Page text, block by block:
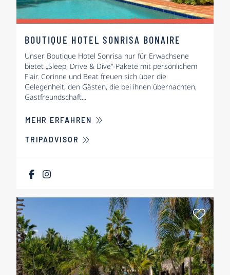
BOUTIQUE HOTEL SONRISA BONAIRE
Unser Boutique Hotel Sonrisa nur für Erwachsene
bietet „Sleep, Drive & Dive“-Pakete mit persönlichem
Flair. Corinne und Beat freuen sich über die
Gelegenheit, den Gästen, die bei ihnen übernachten,
Gastfreundschaft...
MEHR ERFAHREN ÜBER BOUTIQUE HOTEL SONRISA
TRIPADVISOR
Als